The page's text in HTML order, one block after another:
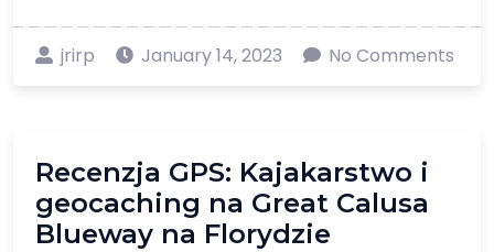
jrirp January 14, 2023 No Comments
Recenzja GPS: Kajakarstwo i
geocaching na Great Calusa
Blueway na Florydzie